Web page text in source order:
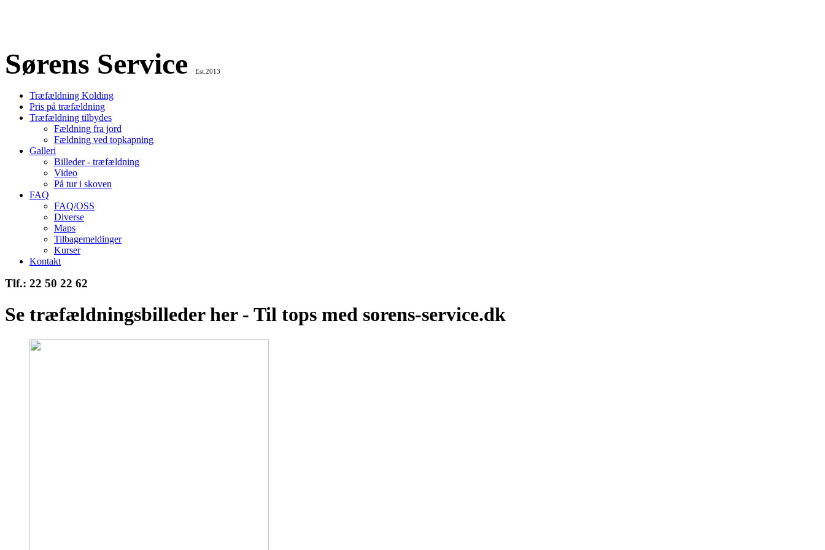
Sørens Service Est.2013
Træfældning Kolding
Pris på træfældning
Træfældning tilbydes
Fældning fra jord
Fældning ved topkapning
Galleri
Billeder - træfældning
Video
På tur i skoven
FAQ
FAQ/OSS
Diverse
Maps
Tilbagemeldinger
Kurser
Kontakt
Tlf.: 22 50 22 62
Se træfældningsbilleder her - Til tops med sorens-service.dk